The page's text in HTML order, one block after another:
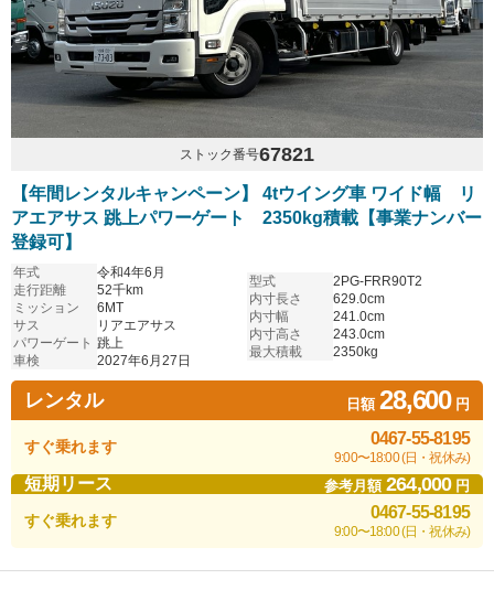
ストック番号67821
【年間レンタルキャンペーン】 4tウイング車 ワイド幅 リ
アエアサス 跳上パワーゲート 2350kg積載【事業ナンバー
登録可】
年式
令和4年6月
走行距離
52千km
ミッション
6MT
サス
リアエアサス
パワーゲート 跳上
車検
2027年6月27日
型式
2PG-FRR90T2
内寸長さ
629.0cm
内寸幅
241.0cm
内寸高さ
243.0cm
最大積載
2350kg
レンタル 日額28,600円
すぐ乗れます 0467-55-8195
9:00〜18:00 (日・祝休み)
短期リース 参考月額264,000円
すぐ乗れます 0467-55-8195
9:00〜18:00 (日・祝休み)